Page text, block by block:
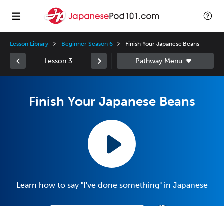
Lesson Library Beginner Season 6 Finish Your Japanese Beans
Lesson 3
Finish Your Japanese Beans
Learn how to say "I've done something" in Japanese